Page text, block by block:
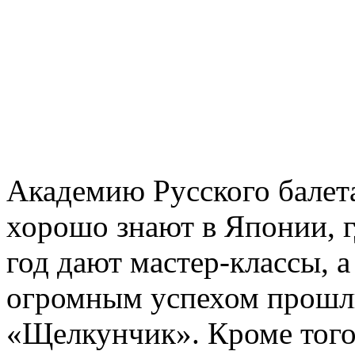
Академию Русского
хорошо знают в Японии,
год дают мастер-классы,
огромным успехом
«Щелкунчик». Кроме